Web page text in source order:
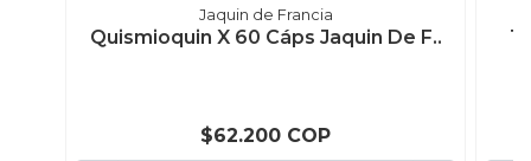
Jaquin de Francia
Quismioquin X 60 Cáps Jaquin De F..
$62.200 COP